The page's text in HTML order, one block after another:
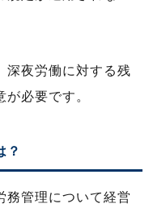
深夜労働に対する残
必要です。
？
務管理について経営